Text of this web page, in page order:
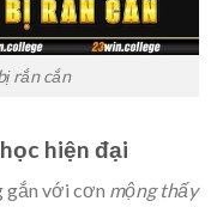
rắn cắn
hiện đại
gắn với cơn mộng thấy